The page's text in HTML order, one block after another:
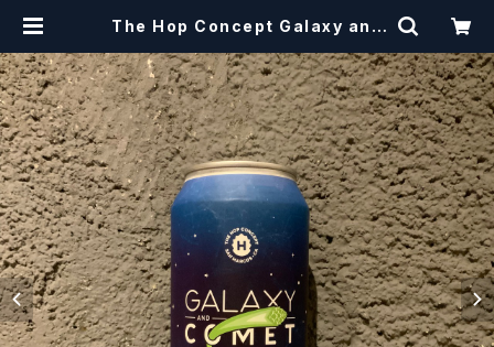
The Hop Concept Galaxy and
【クラフトビールシザーズ】 | craftb
eerscissors